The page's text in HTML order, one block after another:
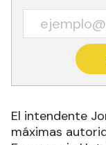
El intendente
máximas